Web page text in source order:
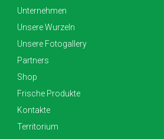
Unternehmen
Unsere Wurzeln
Unsere Fotogallery
Partners
Shop
Frische Produkte
Kontakte
Territorium